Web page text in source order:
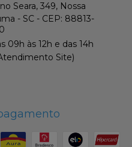
Seara, 349, Nossa
- SC - CEP: 88813-
09h às 12h e das 14h
Site)